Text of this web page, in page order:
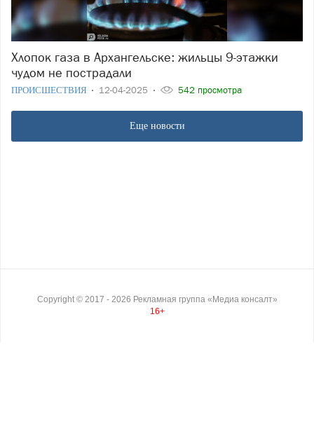
Хлопок газа в Архангельске: жильцы 9-этажки
чудом не пострадали
ПРОИСШЕСТВИЯ 12-04-2025 542 просмотра
Еще новости
Copyright © 2017 - 2026 Рекламная группа «Медиа консалт»
16+